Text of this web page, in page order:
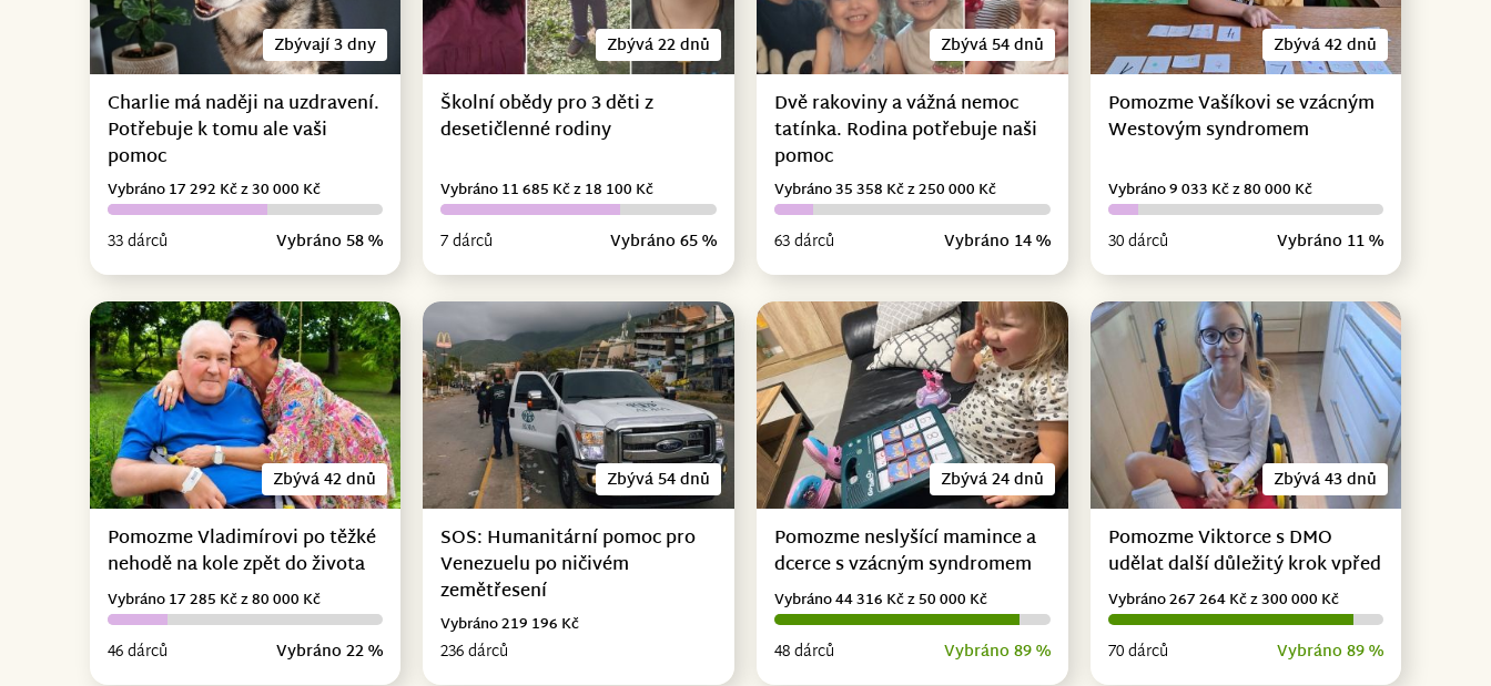
Zbývají 3 dny
Charlie má naději na uzdravení.
Potřebuje k tomu ale vaši
pomoc
33 dárců Vybráno 58 %
Vybráno 17 292 Kč z 30 000 Kč
Zbývá 22 dnů
Školní obědy pro 3 děti z
desetičlenné rodiny
7 dárců Vybráno 65 %
Vybráno 11 685 Kč z 18 100 Kč
Zbývá 54 dnů
Dvě rakoviny a vážná nemoc
tatínka. Rodina potřebuje naši
pomoc
63 dárců Vybráno 14 %
Vybráno 35 358 Kč z 250 000 Kč
Zbývá 42 dnů
Pomozme Vašíkovi se vzácným
Westovým syndromem
30 dárců Vybráno 11 %
Vybráno 9 033 Kč z 80 000 Kč
Zbývá 42 dnů
Pomozme Vladimírovi po těžké
nehodě na kole zpět do života
46 dárců Vybráno 22 %
Vybráno 17 285 Kč z 80 000 Kč
Zbývá 54 dnů
SOS: Humanitární pomoc pro
Venezuelu po ničivém
zemětřesení
236 dárců
Vybráno 219 196 Kč
Zbývá 24 dnů
Pomozme neslyšící mamince a
dcerce s vzácným syndromem
48 dárců Vybráno 89 %
Vybráno 44 316 Kč z 50 000 Kč
Zbývá 43 dnů
Pomozme Viktorce s DMO
udělat další důležitý krok vpřed
70 dárců Vybráno 89 %
Vybráno 267 264 Kč z 300 000 Kč